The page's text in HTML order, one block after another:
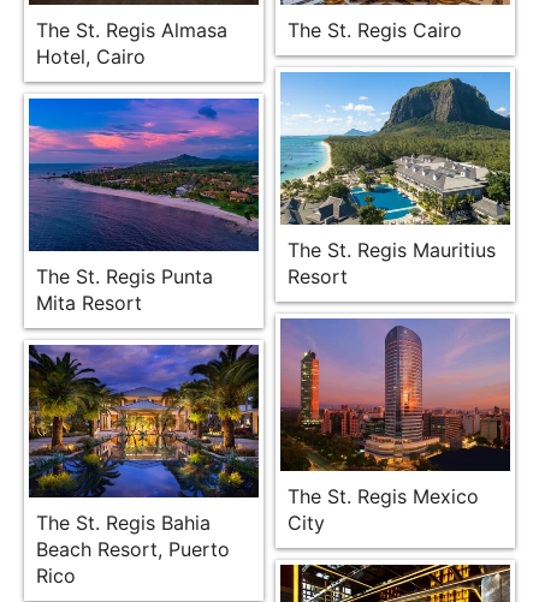
The St. Regis Almasa
Hotel, Cairo
The St. Regis Cairo
The St. Regis Mauritius
Resort
The St. Regis Punta
Mita Resort
The St. Regis Mexico
City
The St. Regis Bahia
Beach Resort, Puerto
Rico